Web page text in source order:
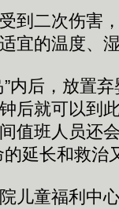
二次伤害，
宜的温度、
后，放置弃
后就可以到
值班人员还
延长和救治
童福利中